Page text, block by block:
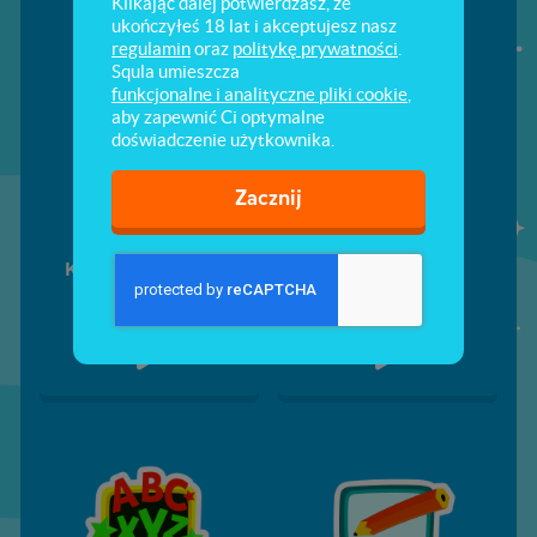
Komputerowy świat
ukończyłeś 18 lat i akceptujesz nasz
regulaminoraz politykę prywatności
Squla umieszcza
funkcjonalne i analityczne pliki cookie
aby zapewnić Ci optymalne
doświadczenie użytkownika.
Zacznij